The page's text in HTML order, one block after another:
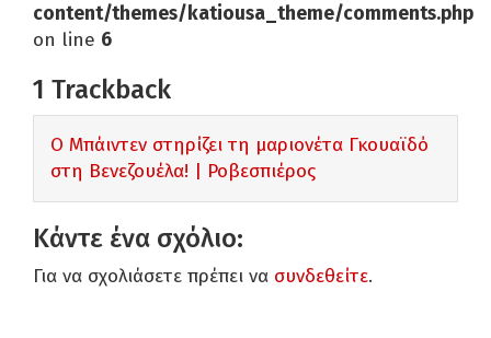
content/themes/katiousa_theme/comments.php
on line 6
1 Trackback
Ο Μπάιντεν στηρίζει τη μαριονέτα Γκουαϊδό
στη Βενεζουέλα! | Ροβεσπιέρος
Κάντε ένα σχόλιο:
Για να σχολιάσετε πρέπει να συνδεθείτε.